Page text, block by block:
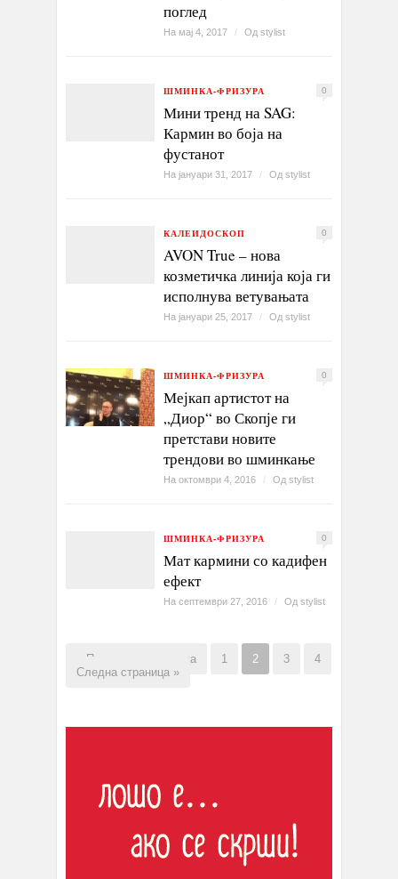
поглед
На мај 4, 2017 / Од stylist
ШМИНКА-ФРИЗУРА 0
Мини тренд на SAG:
Кармин во боја на
фустанот
На јануари 31, 2017 / Од stylist
КАЛЕИДОСКОП 0
AVON True – нова
козметичка линија која ги
исполнува ветувањата
На јануари 25, 2017 / Од stylist
ШМИНКА-ФРИЗУРА 0
Мејкап артистот на
„Диор“ во Скопје ги
претстави новите
трендови во шминкање
На октомври 4, 2016 / Од stylist
ШМИНКА-ФРИЗУРА 0
Мат кармини со кадифен
ефект
На септември 27, 2016 / Од stylist
« Претходна страница 1 2 3
4
Следна страница »